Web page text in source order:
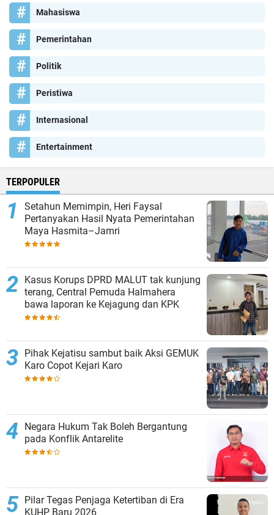
Mahasiswa
Pemerintahan
Politik
Peristiwa
Internasional
Entertainment
TERPOPULER
Setahun Memimpin, Heri Faysal
Pertanyakan Hasil Nyata Pemerintahan
Maya Hasmita–Jamri
Kasus Korups DPRD MALUT tak kunjung
terang, Central Pemuda Halmahera
bawa laporan ke Kejagung dan KPK
Pihak Kejatisu sambut baik Aksi GEMUK
Karo Copot Kejari Karo
Negara Hukum Tak Boleh Bergantung
pada Konflik Antarelite
Pilar Tegas Penjaga Ketertiban di Era
KUHP Baru 2026